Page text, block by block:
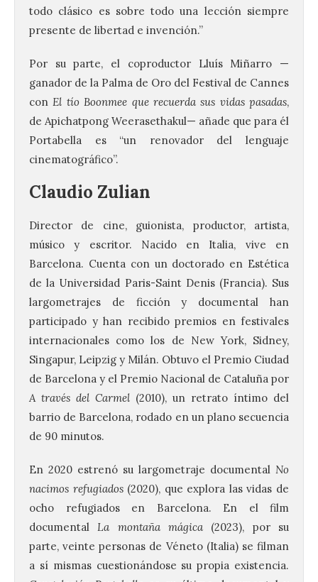
todo clásico es sobre todo una lección siempre
presente de libertad e invención.”
Por su parte, el coproductor Lluís Miñarro —
ganador de la Palma de Oro del Festival de Cannes
conEl tío Boonmee que recuerda sus vidas pasadas,
de Apichatpong Weerasethakul— añade que para él
Portabella es “un renovador del lenguaje
cinematográfico”.
Claudio Zulian
Director de cine, guionista, productor, artista,
músico y escritor. Nacido en Italia, vive en
Barcelona. Cuenta con un doctorado en Estética
de la Universidad Paris-Saint Denis (Francia). Sus
largometrajes de ficción y documental han
participado y han recibido premios en festivales
internacionales como los de New York, Sidney,
Singapur, Leipzig y Milán. Obtuvo el Premio Ciudad
de Barcelona y el Premio Nacional de Cataluña por
A través del Carmel (2010), un retrato íntimo del
barrio de Barcelona, rodado en un plano secuencia
de 90 minutos.
En 2020 estrenó su largometraje documental No
nacimos refugiados(2020), que explora las vidas de
ocho refugiados en Barcelona. En el film
documentalLa montaña mágica (2023), por su
parte, veinte personas de Véneto (Italia) se filman
a sí mismas cuestionándose su propia existencia.